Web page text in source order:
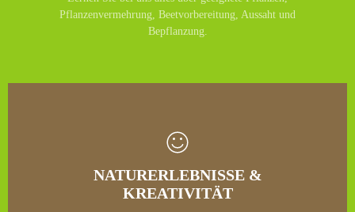
Pflanzenvermehrung, Beetvorbereitung, Aussaht und
Bepflanzung.
NATURERLEBNISSE &
KREATIVITÄT